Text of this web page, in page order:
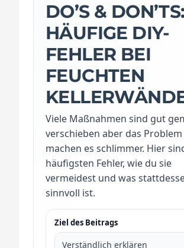
DO’S &
HÄUFIGE DIY-
FEHLER BEI
FEUCHTEN
Viele Maßnahmen sind gut
verschieben aber das
machen es schlimmer. Hier
häufigsten Fehler, wie du sie
vermeidest und was
sinnvoll ist.
Ziel des Beitrags
Verständlich erklären